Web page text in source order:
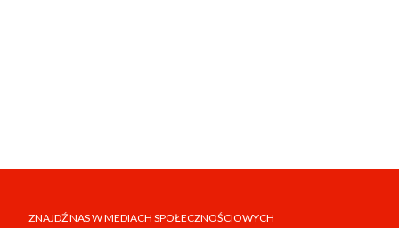
ZNAJDŹ NAS W MEDIACH SPOŁECZNOŚCIOWYCH